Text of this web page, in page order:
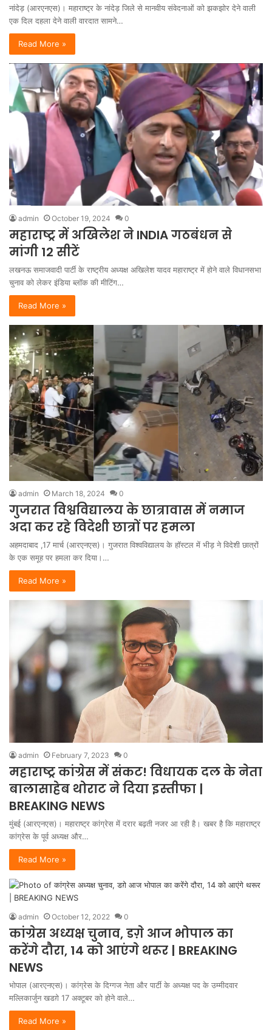
नांदेड़ (आरएनएस)। महाराष्ट्र के नांदेड़ जिले से मानवीय संवेदनाओं को झकझोर देने वाली
एक दिल दहला देने वाली वारदात सामने…
Read More »
admin October 19, 2024 0
महाराष्ट्र में अखिलेश ने INDIA गठबंधन से
मांगी 12 सीटें
लखनऊ समाजवादी पार्टी के राष्ट्रीय अध्यक्ष अखिलेश यादव महाराष्ट्र में होने वाले विधानसभा
चुनाव को लेकर इंडिया ब्लॉक की मीटिंग…
Read More »
admin March 18, 2024 0
गुजरात विश्वविद्यालय के छात्रावास में नमाज
अदा कर रहे विदेशी छात्रों पर हमला
अहमदाबाद ,17 मार्च (आरएनएस)। गुजरात विश्वविद्यालय के हॉस्टल में भीड़ ने विदेशी छात्रों
के एक समूह पर हमला कर दिया।…
Read More »
admin February 7, 2023 0
महाराष्ट्र कांग्रेस में संकट! विधायक दल के नेता
बालासाहेब थोराट ने दिया इस्तीफा |
BREAKING NEWS
मुंबई (आरएनएस)। महाराष्ट्र कांग्रेस में दरार बढ़ती नजर आ रही है। खबर है कि महाराष्ट्र
कांग्रेस के पूर्व अध्यक्ष और…
Read More »
admin October 12, 2022 0
कांग्रेस अध्यक्ष चुनाव, डग़े आज भोपाल का
करेंगे दौरा, 14 को आएंगे थरूर | BREAKING
NEWS
भोपाल (आरएनएस)। कांग्रेस के दिग्गज नेता और पार्टी के अध्यक्ष पद के उम्मीदवार
मल्लिकार्जुन खडग़े 17 अक्टूबर को होने वाले…
Read More »